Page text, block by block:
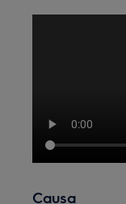
Causa